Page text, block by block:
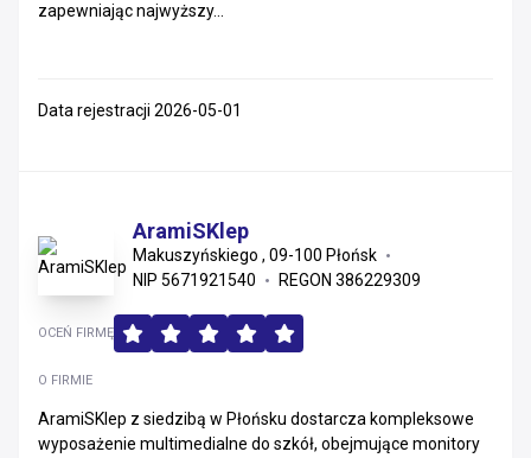
zapewniając najwyższy...
Data rejestracji 2026-05-01
AramiSKlep
Makuszyńskiego , 09-100 Płońsk
NIP 5671921540
REGON 386229309
O FIRMIE
AramiSKlep z siedzibą w Płońsku dostarcza kompleksowe
wyposażenie multimedialne do szkół, obejmujące monitory
OCEŃ FIRMĘ